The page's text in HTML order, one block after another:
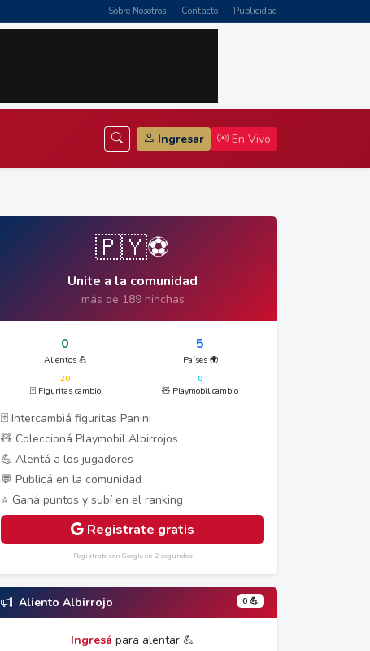
Sobre Nosotros Contacto Publicidad
Ingresar En Vivo
🇵🇾⚽
Unite a la comunidad
más de 189 hinchas
0
Alientos 💪
5
Países 🌍
20
🃏 Figuritas cambio
0
🧸 Playmobil cambio
🃏 Intercambiá figuritas Panini
🧸 Coleccioná Playmobil Albirrojos
💪 Alentá a los jugadores
💬 Publicá en la comunidad
⭐ Ganá puntos y subí en el ranking
Registrate gratis
Registrate con Google en 2 segundos
Aliento Albirrojo 0 💪
Ingresá para alentar 💪